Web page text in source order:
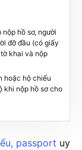
hồ sơ, người
đỡ đầu (có giấy
khai và nộp
hoặc hộ chiếu
khi nộp hồ sơ cho
passport uy